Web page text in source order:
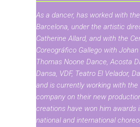
As a dancer, has worked with
Barcelona, under the artistic
Catherine Allard, and with the
Coreográfico Gallego with Johan
Thomas Noone Dance, Acosta
Dansa, VDF, Teatro El Velador,
and is currently working with the
company on their new
creations have won him awards
national and international